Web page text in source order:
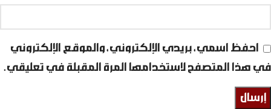
احفظ اسمي، بريدي الإلكتروني، والموقع الإلكتروني
في هذا المتصفح لاستخدامها المرة المقبلة في تعليقي.